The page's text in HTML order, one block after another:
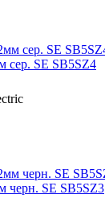
сер. SE SB5SZ4
черн. SE SB5SZ3